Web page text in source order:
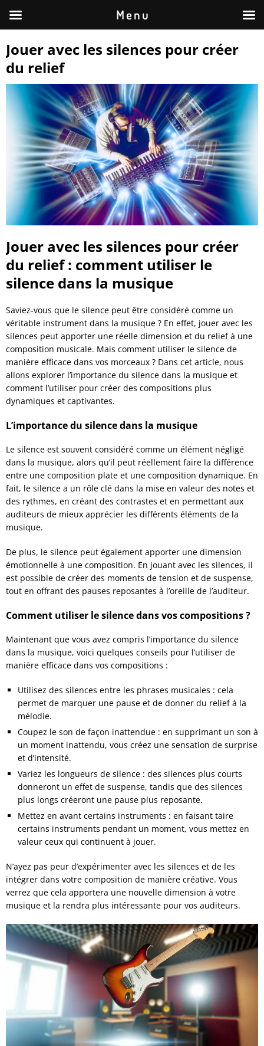
Jouer avec les silences pour créer
du relief
Jouer avec les silences pour créer
du relief : comment utiliser le
silence dans la musique
Saviez-vous que le silence peut être considéré comme un
véritable instrument dans la musique ? En effet, jouer avec les
silences peut apporter une réelle dimension et du relief à une
composition musicale. Mais comment utiliser le silence de
manière efficace dans vos morceaux ? Dans cet article, nous
allons explorer l’importance du silence dans la musique et
comment l’utiliser pour créer des compositions plus
dynamiques et captivantes.
L’importance du silence dans la musique
Le silence est souvent considéré comme un élément négligé
dans la musique, alors qu’il peut réellement faire la différence
entre une composition plate et une composition dynamique. En
fait, le silence a un rôle clé dans la mise en valeur des notes et
des rythmes, en créant des contrastes et en permettant aux
auditeurs de mieux apprécier les différents éléments de la
musique.
De plus, le silence peut également apporter une dimension
émotionnelle à une composition. En jouant avec les silences, il
est possible de créer des moments de tension et de suspense,
tout en offrant des pauses reposantes à l’oreille de l’auditeur.
Comment utiliser le silence dans vos compositions ?
Maintenant que vous avez compris l’importance du silence
dans la musique, voici quelques conseils pour l’utiliser de
manière efficace dans vos compositions :
Utilisez des silences entre les phrases musicales : cela
permet de marquer une pause et de donner du relief à la
mélodie.
Coupez le son de façon inattendue : en supprimant un son à
un moment inattendu, vous créez une sensation de surprise
et d’intensité.
Variez les longueurs de silence : des silences plus courts
donneront un effet de suspense, tandis que des silences
plus longs créeront une pause plus reposante.
Mettez en avant certains instruments : en faisant taire
certains instruments pendant un moment, vous mettez en
valeur ceux qui continuent à jouer.
N’ayez pas peur d’expérimenter avec les silences et de les
intégrer dans votre composition de manière créative. Vous
verrez que cela apportera une nouvelle dimension à votre
musique et la rendra plus intéressante pour vos auditeurs.
M e n u